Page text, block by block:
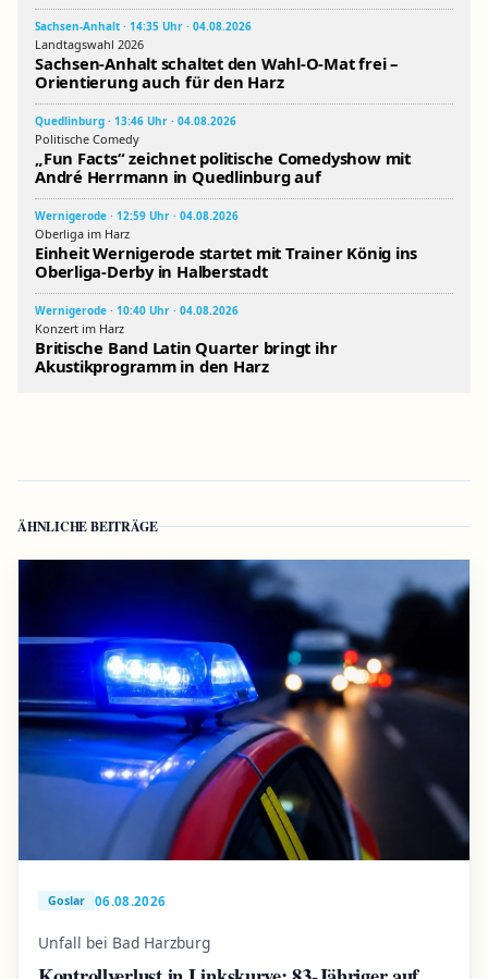
Sachsen-Anhalt · 14:35 Uhr · 04.08.2026
Landtagswahl 2026
Sachsen-Anhalt schaltet den Wahl-O-Mat frei –
Orientierung auch für den Harz
Quedlinburg · 13:46 Uhr · 04.08.2026
Politische Comedy
„Fun Facts“ zeichnet politische Comedyshow mit
André Herrmann in Quedlinburg auf
Wernigerode · 12:59 Uhr · 04.08.2026
Oberliga im Harz
Einheit Wernigerode startet mit Trainer König ins
Oberliga-Derby in Halberstadt
Wernigerode · 10:40 Uhr · 04.08.2026
Konzert im Harz
Britische Band Latin Quarter bringt ihr
Akustikprogramm in den Harz
ÄHNLICHE BEITRÄGE
Goslar 06.08.2026
Unfall bei Bad Harzburg